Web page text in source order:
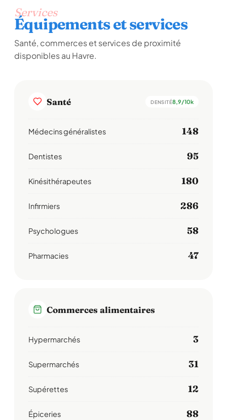
Services
Équipements et services
Santé, commerces et services de proximité
disponibles au Havre.
Santé DENSITÉ8,9/10k
Médecins généralistes 148
Dentistes 95
Kinésithérapeutes 180
Infirmiers 286
Psychologues 58
Pharmacies 47
Commerces alimentaires
Hypermarchés 3
Supermarchés 31
Supérettes 12
Épiceries 88